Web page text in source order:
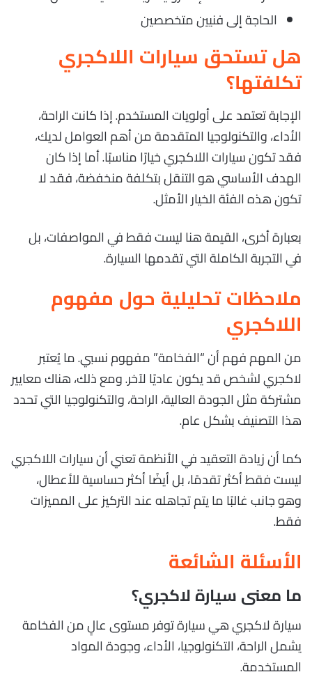
الحاجة إلى فنيين متخصصين
هل تستحق سيارات اللاكجري
تكلفتها؟
الإجابة تعتمد على أولويات المستخدم. إذا كانت الراحة،
الأداء، والتكنولوجيا المتقدمة من أهم العوامل لديك،
فقد تكون سيارات اللاكجري خيارًا مناسبًا. أما إذا كان
الهدف الأساسي هو التنقل بتكلفة منخفضة، فقد لا
تكون هذه الفئة الخيار الأمثل.
بعبارة أخرى، القيمة هنا ليست فقط في المواصفات، بل
في التجربة الكاملة التي تقدمها السيارة.
ملاحظات تحليلية حول مفهوم
اللاكجري
من المهم فهم أن “الفخامة” مفهوم نسبي. ما يُعتبر
لاكجري لشخص قد يكون عاديًا لآخر. ومع ذلك، هناك معايير
مشتركة مثل الجودة العالية، الراحة، والتكنولوجيا التي تحدد
هذا التصنيف بشكل عام.
كما أن زيادة التعقيد في الأنظمة تعني أن سيارات اللاكجري
ليست فقط أكثر تقدمًا، بل أيضًا أكثر حساسية للأعطال،
وهو جانب غالبًا ما يتم تجاهله عند التركيز على المميزات
فقط.
الأسئلة الشائعة
ما معنى سيارة لاكجري؟
سيارة لاكجري هي سيارة توفر مستوى عالٍ من الفخامة
يشمل الراحة، التكنولوجيا، الأداء، وجودة المواد
المستخدمة.